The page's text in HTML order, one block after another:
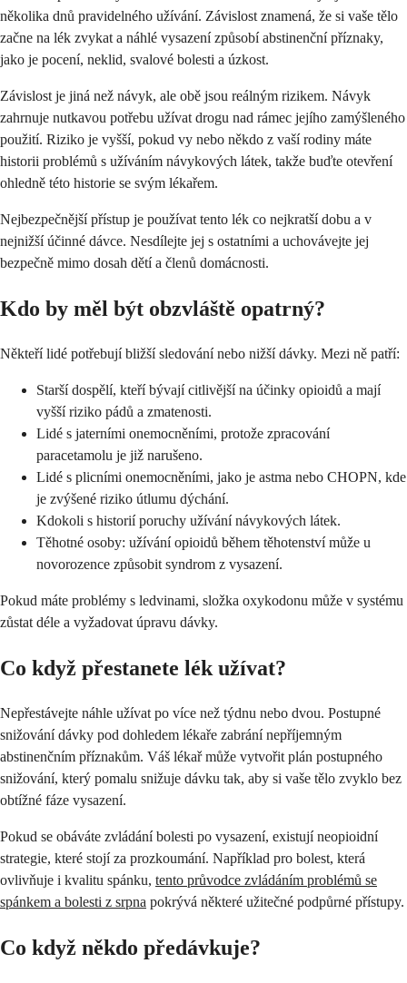
několika dnů pravidelného užívání. Závislost znamená, že si vaše tělo
začne na lék zvykat a náhlé vysazení způsobí abstinenční příznaky,
jako je pocení, neklid, svalové bolesti a úzkost.
Závislost je jiná než návyk, ale obě jsou reálným rizikem. Návyk
zahrnuje nutkavou potřebu užívat drogu nad rámec jejího zamýšleného
použití. Riziko je vyšší, pokud vy nebo někdo z vaší rodiny máte
historii problémů s užíváním návykových látek, takže buďte otevření
ohledně této historie se svým lékařem.
Nejbezpečnější přístup je používat tento lék co nejkratší dobu a v
nejnižší účinné dávce. Nesdílejte jej s ostatními a uchovávejte jej
bezpečně mimo dosah dětí a členů domácnosti.
Kdo by měl být obzvláště opatrný?
Někteří lidé potřebují bližší sledování nebo nižší dávky. Mezi ně patří:
Starší dospělí, kteří bývají citlivější na účinky opioidů a mají
vyšší riziko pádů a zmatenosti.
Lidé s jaterními onemocněními, protože zpracování
paracetamolu je již narušeno.
Lidé s plicními onemocněními, jako je astma nebo CHOPN, kde
je zvýšené riziko útlumu dýchání.
Kdokoli s historií poruchy užívání návykových látek.
Těhotné osoby: užívání opioidů během těhotenství může u
novorozence způsobit syndrom z vysazení.
Pokud máte problémy s ledvinami, složka oxykodonu může v systému
zůstat déle a vyžadovat úpravu dávky.
Co když přestanete lék užívat?
Nepřestávejte náhle užívat po více než týdnu nebo dvou. Postupné
snižování dávky pod dohledem lékaře zabrání nepříjemným
abstinenčním příznakům. Váš lékař může vytvořit plán postupného
snižování, který pomalu snižuje dávku tak, aby si vaše tělo zvyklo bez
obtížné fáze vysazení.
Pokud se obáváte zvládání bolesti po vysazení, existují neopioidní
strategie, které stojí za prozkoumání. Například pro bolest, která
ovlivňuje i kvalitu spánku, tento průvodce zvládáním problémů se
spánkem a bolesti z srpna pokrývá některé užitečné podpůrné přístupy.
Co když někdo předávkuje?